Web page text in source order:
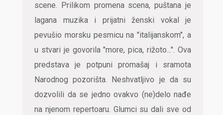
scene. Prilikom promena scena, puštana je
lagana muzika i prijatni ženski vokal je
pevušio morsku pesmicu na "italijanskom", a
u stvari je govorila "more, pica, rižoto...". Ova
predstava je potpuni promašaj i sramota
Narodnog pozorišta. Neshvatljivo je da su
dozvolili da se jedno ovakvo (ne)delo nađe
na njenom repertoaru. Glumci su dali sve od